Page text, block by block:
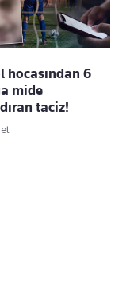
hocasından 6
mide
taciz!